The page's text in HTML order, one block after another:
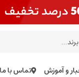
و آموزش تماس با ما